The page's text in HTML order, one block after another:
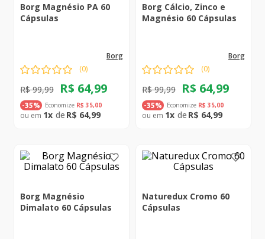
Borg Magnésio PA 60
Cápsulas
borg
(0)
R$ 99,99 R$ 64,99
-35% Economize R$ 35,00
1 R$ 64,99
Borg Cálcio, Zinco e
Magnésio 60 Cápsulas
borg
(0)
R$ 99,99 R$ 64,99
-35% Economize R$ 35,00
1 R$ 64,99
Borg Magnésio
Dimalato 60 Cápsulas
Naturedux Cromo 60
Cápsulas